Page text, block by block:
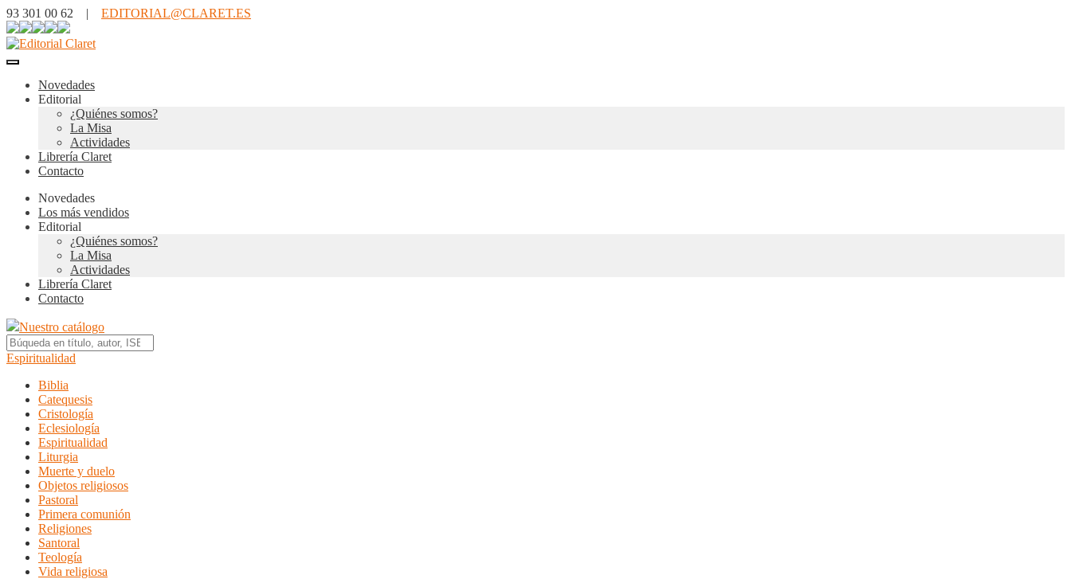
93 301 00 62 | EDITORIAL@CLARET.ES
Novedades
Editorial
¿Quiénes somos?
La Misa
Actividades
Librería Claret
Contacto
Novedades
Los más vendidos
Editorial
¿Quiénes somos?
La Misa
Actividades
Librería Claret
Contacto
Nuestro catálogo
Espiritualidad
Biblia
Catequesis
Cristología
Eclesiología
Espiritualidad
Liturgia
Muerte y duelo
Objetos religiosos
Pastoral
Primera comunión
Religiones
Santoral
Teología
Vida religiosa